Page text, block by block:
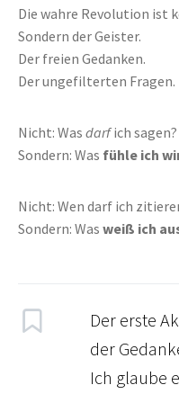
Die wahre Revolution ist
Sondern der Geister.
Der freien Gedanken.
Der ungefilterten Fragen.
Nicht: Was darfich sagen?
Sondern: Was fühle ich
Nicht: Wen darf ich
Sondern: Was weiß ich
Der erste
der
Ich glaube